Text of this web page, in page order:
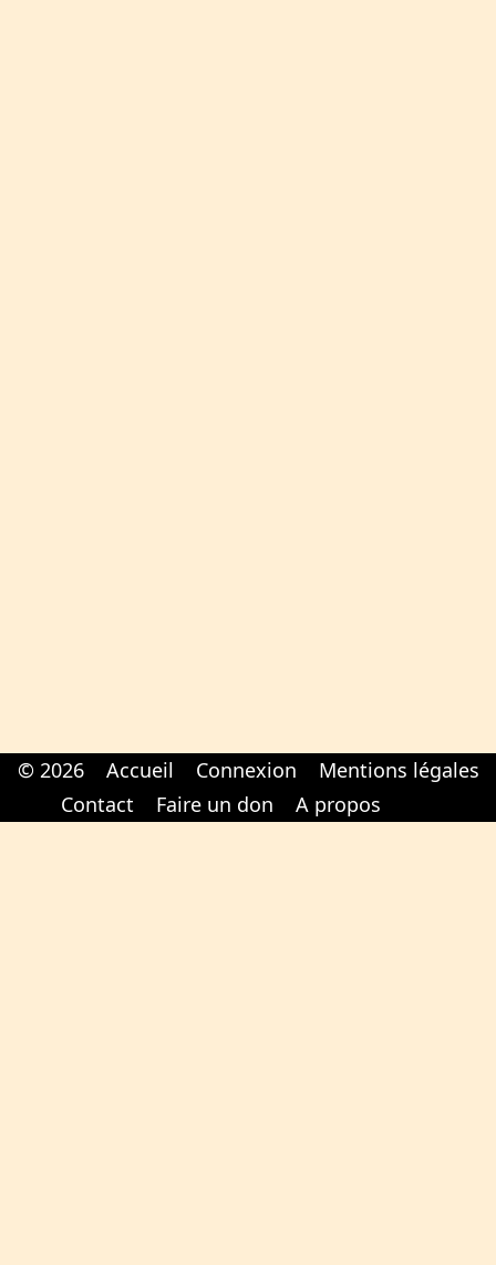
© 2026 Accueil Connexion
Mentions légales
Contact
Faire un don A propos